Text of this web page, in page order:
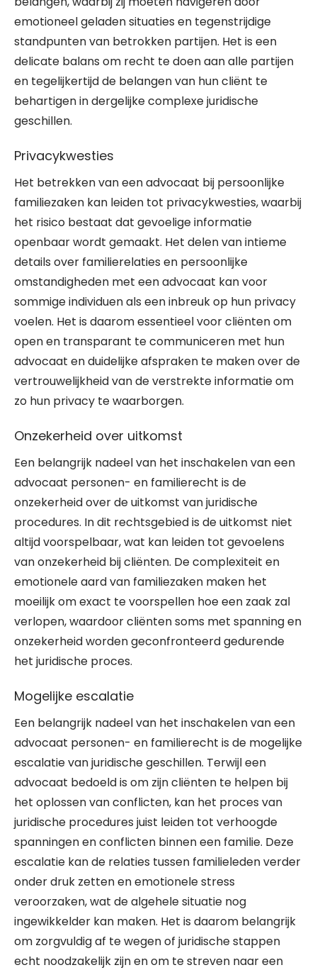
emotioneel geladen situaties en tegenstrijdige
standpunten van betrokken partijen. Het is een
delicate balans om recht te doen aan alle partijen
en tegelijkertijd de belangen van hun cliënt te
behartigen in dergelijke complexe juridische
geschillen.
Privacykwesties
Het betrekken van een advocaat bij persoonlijke
familiezaken kan leiden tot privacykwesties, waarbij
het risico bestaat dat gevoelige informatie
openbaar wordt gemaakt. Het delen van intieme
details over familierelaties en persoonlijke
omstandigheden met een advocaat kan voor
sommige individuen als een inbreuk op hun privacy
voelen. Het is daarom essentieel voor cliënten om
open en transparant te communiceren met hun
advocaat en duidelijke afspraken te maken over de
vertrouwelijkheid van de verstrekte informatie om
zo hun privacy te waarborgen.
Onzekerheid over uitkomst
Een belangrijk nadeel van het inschakelen van een
advocaat personen- en familierecht is de
onzekerheid over de uitkomst van juridische
procedures. In dit rechtsgebied is de uitkomst niet
altijd voorspelbaar, wat kan leiden tot gevoelens
van onzekerheid bij cliënten. De complexiteit en
emotionele aard van familiezaken maken het
moeilijk om exact te voorspellen hoe een zaak zal
verlopen, waardoor cliënten soms met spanning en
onzekerheid worden geconfronteerd gedurende
het juridische proces.
Mogelijke escalatie
Een belangrijk nadeel van het inschakelen van een
advocaat personen- en familierecht is de mogelijke
escalatie van juridische geschillen. Terwijl een
advocaat bedoeld is om zijn cliënten te helpen bij
het oplossen van conflicten, kan het proces van
juridische procedures juist leiden tot verhoogde
spanningen en conflicten binnen een familie. Deze
escalatie kan de relaties tussen familieleden verder
onder druk zetten en emotionele stress
veroorzaken, wat de algehele situatie nog
ingewikkelder kan maken. Het is daarom belangrijk
om zorgvuldig af te wegen of juridische stappen
echt noodzakelijk zijn en om te streven naar een